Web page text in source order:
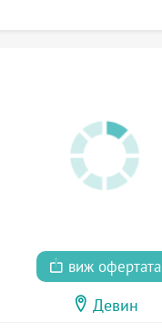
виж офертата
Девин